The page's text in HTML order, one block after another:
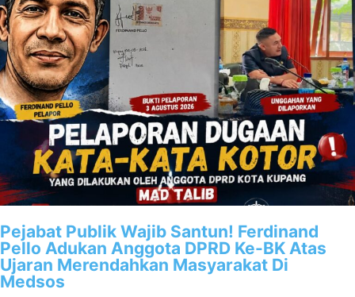
Pejabat Publik Wajib Santun! Ferdinand
Pello Adukan Anggota DPRD Ke-BK Atas
Ujaran Merendahkan Masyarakat Di
Medsos